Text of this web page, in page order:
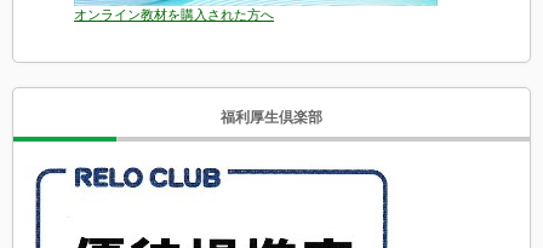
オンライン教材を購入された方へ
福利厚生倶楽部